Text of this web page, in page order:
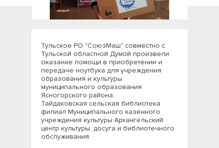
Тульское РО "СоюзМаш" совместно с
Тульской областной Думой произвели
оказание помощи в приобретении и
передаче ноутбука для учреждения
образования и культуры
муниципального образования
Ясногорского района:
Тайдаковская сельская библиотека
филиал Муниципального казенного
учреждения культуры Архангельский
центр культуры, досуга и библиотечного
обслуживания.